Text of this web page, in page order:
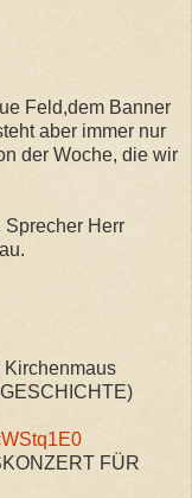
Feld,dem Banner
aber immer nur
der Woche, die wir
Sprecher Herr
Kirchenmaus
FÜR